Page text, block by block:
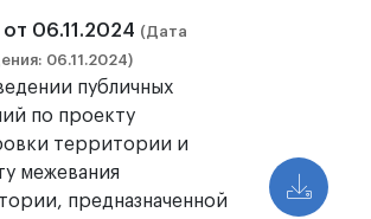
06.11.2024 (Дата
06.11.2024)
публичных
по проекту
территории и
межевания
предназначенной